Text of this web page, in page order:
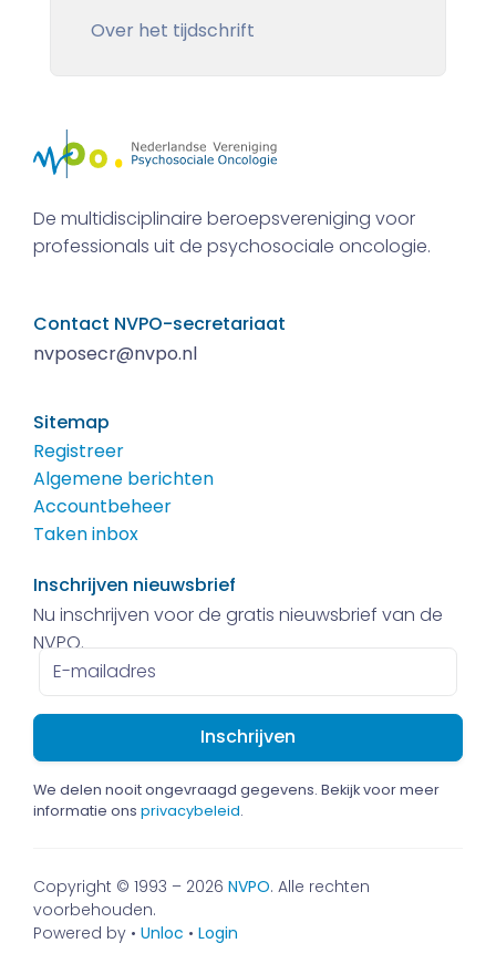
Over het tijdschrift
De multidisciplinaire beroepsvereniging voor
professionals uit de psychosociale oncologie.
Contact NVPO-secretariaat
nvposecr@nvpo.nl
Sitemap
Registreer
Algemene berichten
Accountbeheer
Taken inbox
Inschrijven nieuwsbrief
Nu inschrijven voor de gratis nieuwsbrief van de
NVPO.
E-
mailadres
We delen nooit ongevraagd gegevens. Bekijk voor meer
informatie ons privacybeleid.
Copyright © 1993 – 2026 NVPO. Alle rechten
voorbehouden.
Powered by • Unloc • Login